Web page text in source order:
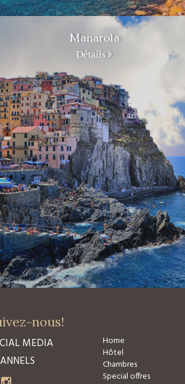
Manarola
Détails
nous!
MEDIA
Home
Hôtel
Chambres
Special offres